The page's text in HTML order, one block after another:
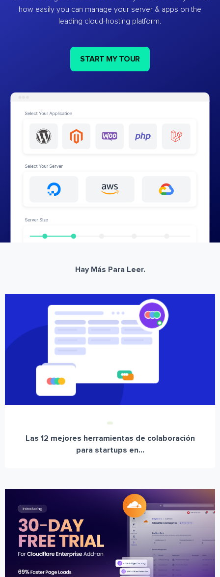
how easily you can manage your server & apps on the
leading cloud-hosting platform.
START MY TOUR
Hay Más Para Leer.
Las 12 mejores herramientas de colaboración
para startups en...